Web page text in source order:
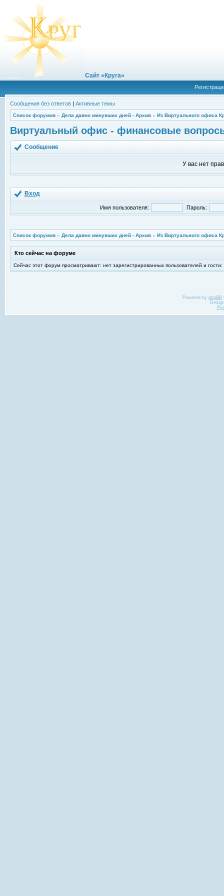
Сайт «Круга»
Сообщения без ответов | Активные темы
Список форумов » Дела давно минувших дней - Архив » Из Виртуального офиса
Виртуальный офис - финансовые
Сообщение
У вас нет
Вход
Имя пользователя: Пароль:
Список форумов » Дела давно минувших дней - Архив » Из Виртуального офиса
Кто сейчас на форуме
Сейчас этот форум просматривают: нет зарегистрированных пользователей и гости:
Powered by phpBB